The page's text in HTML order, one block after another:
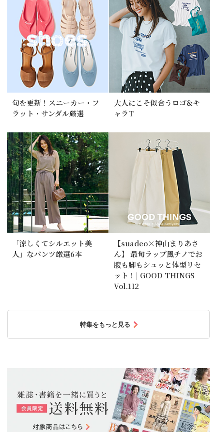
旬を更新！スニーカー・フ
ラット・サンダル厳選
大人にこそ似合うロゴ&キ
ャラT
「涼しくてシルエット美
人」なパンツ厳選6本
【suadeo×神山まりあさ
ん】 最旬ラップ風チノでお
腹も脚もシュッと体型リセ
ット！| GOOD THINGS
Vol.112
特集をもっと見る